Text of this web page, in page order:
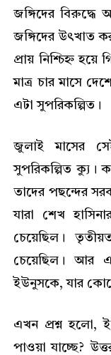
জঙ্গিদের বিরুদ্ধে
জঙ্গিদের উৎখাত
প্রায় নিশ্চিহ্ন
মাত্র চার মাসে
এটা সুপরিকল্পিত।
জুলাই মাসের
সুপরিকল্পিত ক্যু।
তাদের পছন্দের
যারা শেখ
চেয়েছিল।
চেয়েছিল। আর
ইউনুসকে, যার
এখন প্রশ্ন হলো,
পাওয়া যাচ্ছে?